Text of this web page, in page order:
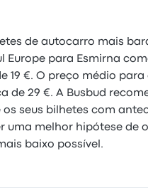
de autocarro mais
Europe para Esmirna
19 €. O preço médio
de 29 €. A Busbud
os seus bilhetes com
uma melhor hipótese de
baixo possível.